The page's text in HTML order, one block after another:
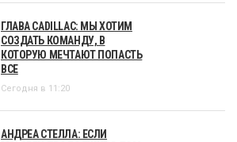
ГЛАВА CADILLAC: МЫ ХОТИМ
СОЗДАТЬ КОМАНДУ, В
КОТОРУЮ МЕЧТАЮТ ПОПАСТЬ
ВСЕ
Сегодня в 11:20
АНДРЕА СТЕЛЛА: ЕСЛИ